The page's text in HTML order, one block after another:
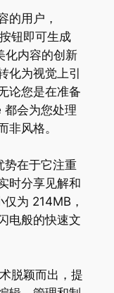
的用户，
钮即可生成
化内容的创新
化为视觉上引
论您是在准备
会为您处理
非风格。
势在于它注重
时分享见解和
为 214MB，
电般的快速文
脱颖而出，提